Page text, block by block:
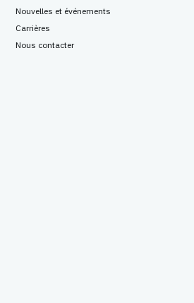
Nouvelles et événements
Carrières
Nous contacter